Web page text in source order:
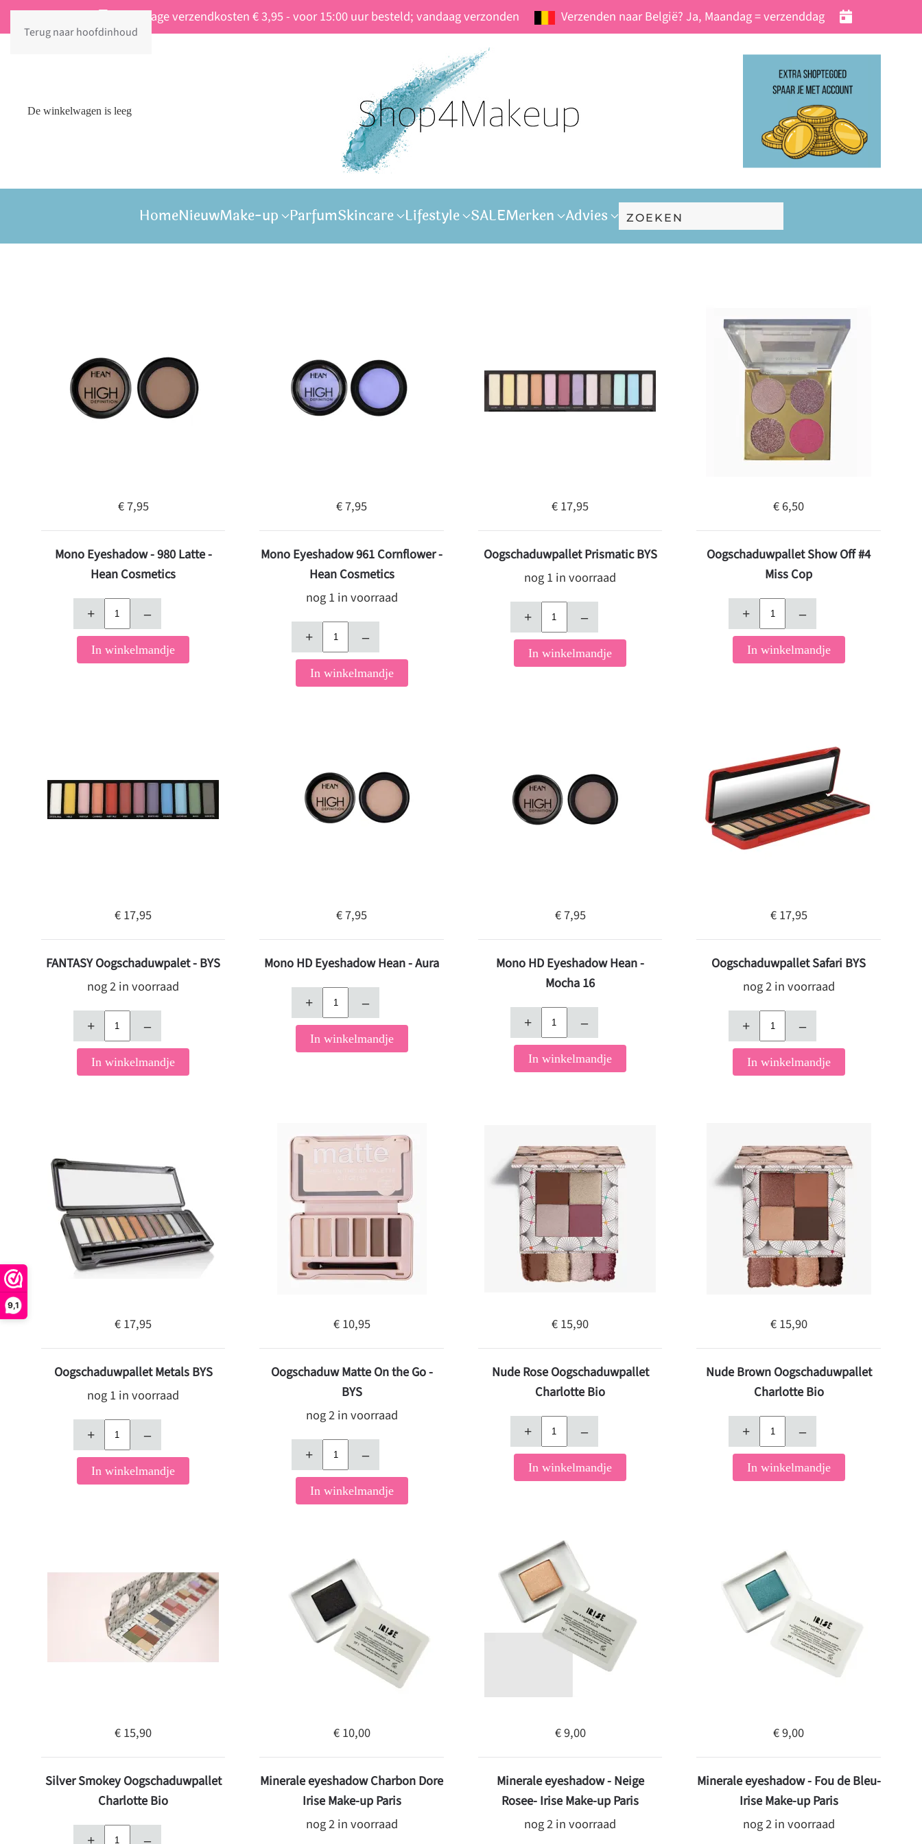
9,1
Terug naar hoofdinhoud
Vaste lage verzendkosten € 3,95 - voor 15:00 uur besteld; vandaag verzonden Verzenden naar België? Ja, Maandag = verzenddag
De winkelwagen is leeg
HomeNieuwMake-up ParfumSkincare Lifestyle SALEMerken Advies
€ 7,95
Mono Eyeshadow - 980 Latte -
Hean Cosmetics
+ –
In winkelmandje
€ 7,95
Mono Eyeshadow 961 Cornflower -
Hean Cosmetics
nog 1 in voorraad
+ –
In winkelmandje
€ 17,95
Oogschaduwpallet Prismatic BYS
nog 1 in voorraad
+ –
In winkelmandje
€ 6,50
Oogschaduwpallet Show Off #4
Miss Cop
+ –
In winkelmandje
€ 17,95
FANTASY Oogschaduwpalet - BYS
nog 2 in voorraad
+ –
In winkelmandje
€ 7,95
Mono HD Eyeshadow Hean - Aura
+ –
In winkelmandje
€ 7,95
Mono HD Eyeshadow Hean -
Mocha 16
+ –
In winkelmandje
€ 17,95
Oogschaduwpallet Safari BYS
nog 2 in voorraad
+ –
In winkelmandje
€ 17,95
Oogschaduwpallet Metals BYS
nog 1 in voorraad
+ –
In winkelmandje
€ 10,95
Oogschaduw Matte On the Go -
BYS
nog 2 in voorraad
+ –
In winkelmandje
€ 15,90
Nude Rose Oogschaduwpallet
Charlotte Bio
+ –
In winkelmandje
€ 15,90
Nude Brown Oogschaduwpallet
Charlotte Bio
+ –
In winkelmandje
€ 15,90
Silver Smokey Oogschaduwpallet
Charlotte Bio
+ –
€ 10,00
Minerale eyeshadow Charbon Dore
Irise Make-up Paris
nog 2 in voorraad
€ 9,00
Minerale eyeshadow - Neige
Rosee- Irise Make-up Paris
nog 2 in voorraad
€ 9,00
Minerale eyeshadow - Fou de Bleu-
Irise Make-up Paris
nog 2 in voorraad